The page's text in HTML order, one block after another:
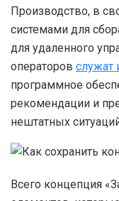
Производство, в
системами для
для удаленного
операторов служат
программное
рекомендации и
нештатных
Всего концепция